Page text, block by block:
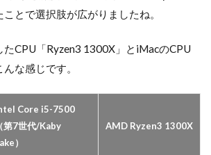
とで選択肢が広がりましたね。
たCPU「Ryzen3 1300X」とiMacのCPU
な感じです。
Core i5-7500
（第7世代/Kaby
）
AMD Ryzen3 1300X